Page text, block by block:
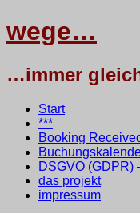
wege…
…immer
Menü
Zum
Inhalt
springen
Start
***
Booking
DSGVO (GDPR)
das projekt
impressum